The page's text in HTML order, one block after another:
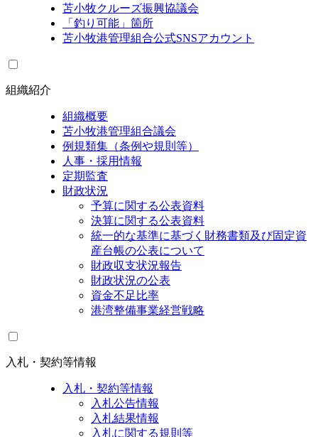
苫小牧クルーズ振興協議会
「釣り可能」箇所
苫小牧港管理組合公式SNSアカウント
組織紹介
組織概要
苫小牧港管理組合議会
例規類集（条例や規則等）
人事・採用情報
定期監査
財政状況
予算に関する公表資料
決算に関する公表資料
統一的な基準に基づく財務書類及び固定資
産台帳の公表について
財政収支状況報告
財政状況の公表
資金不足比率
港湾整備事業経営戦略
入札・契約等情報
入札・契約等情報
入札公告情報
入札結果情報
入札に関する規則等